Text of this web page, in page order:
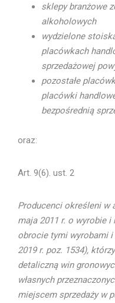
sklepy branżowe
alkoholowych
wydzielone
placówkach
sprzedażowej
pozostałe
placówki
bezpośrednią
oraz:
Art. 9(6). ust. 2
Producenci określeni w
maja 2011 r. o wyrobie
obrocie tymi wyrobami i
2019 r. poz. 1534),
detaliczną win
własnych
miejscem sprzedaży w